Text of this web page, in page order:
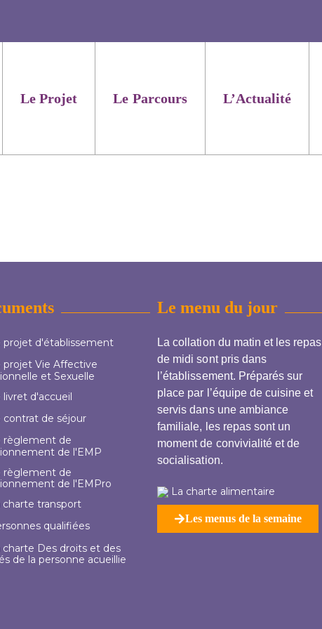
Le Projet Le Parcours L’Actualité
projet d'établissement
projet Vie Affective
et Sexuelle
livret d'accueil
contrat de séjour
règlement de
de l'EMP
règlement de
de l'EMPro
charte transport
qualifiées
charte Des droits et des
de la personne acueillie
Le menu du jour
La collation du matin et les repas
de midi sont pris dans
l’établissement. Préparés sur
place par l’équipe de cuisine et
servis dans une ambiance
familiale, les repas sont un
moment de convivialité et de
socialisation.
La charte alimentaire
Les menus de la semaine